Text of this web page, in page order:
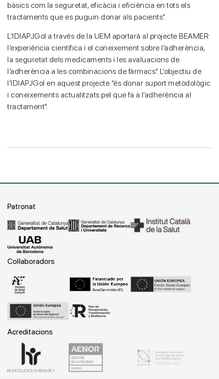
bàsics com la seguretat, eficàcia i eficiència en tots els
tractaments que es puguin donar als pacients”.
L’IDIAPJGol a través de la UEM aportarà al projecte BEAMER
l’experiència científica i el coneixement sobre l’adherència,
la seguretat dels medicaments i les avaluacions de
l’adherència a les combinacions de fàrmacs”. L’objectiu de
l’IDIAPJGol en aquest projecte “és donar suport metodològic
i coneixements actualitzats pel que fa a l’adherència al
tractament”.
Patronat
Col·laboradors
Acreditacions